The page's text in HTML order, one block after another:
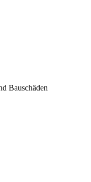
Bauschäden